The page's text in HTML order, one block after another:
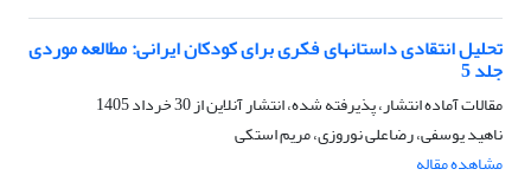
تحلیل انتقادی داستان­های فکری برای کودکان ایرانی: مطالعه موردی
جلد 5
مقالات آماده انتشار، پذیرفته شده، انتشار آنلاین از30 خرداد 1405
ناهید یوسفی، رضاعلی نوروزی، مریم استکی
مشاهده مقاله